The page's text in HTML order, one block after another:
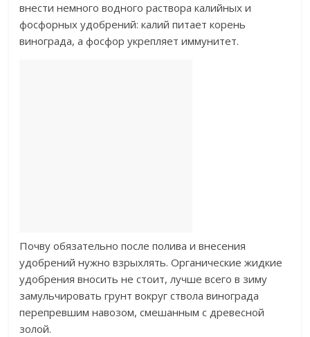
внести немного водного раствора калийных и
фосфорных удобрений: калий питает корень
винограда, а фосфор укрепляет иммунитет.
Почву обязательно после полива и внесения
удобрений нужно взрыхлять. Органические жидкие
удобрения вносить не стоит, лучше всего в зиму
замульчировать грунт вокруг ствола винограда
перепревшим навозом, смешанным с древесной
золой.